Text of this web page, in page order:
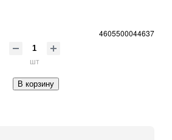
4605500044637
шт
В корзину